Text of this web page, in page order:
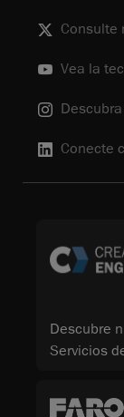
Consulte
Vea la
Conecte
Descubre
Servicios